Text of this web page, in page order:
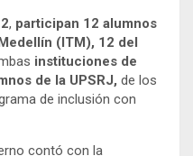
, participan 12 alumnos
(ITM), 12 del
instituciones de
de la UPSRJ, de los
de inclusión con
contó con la